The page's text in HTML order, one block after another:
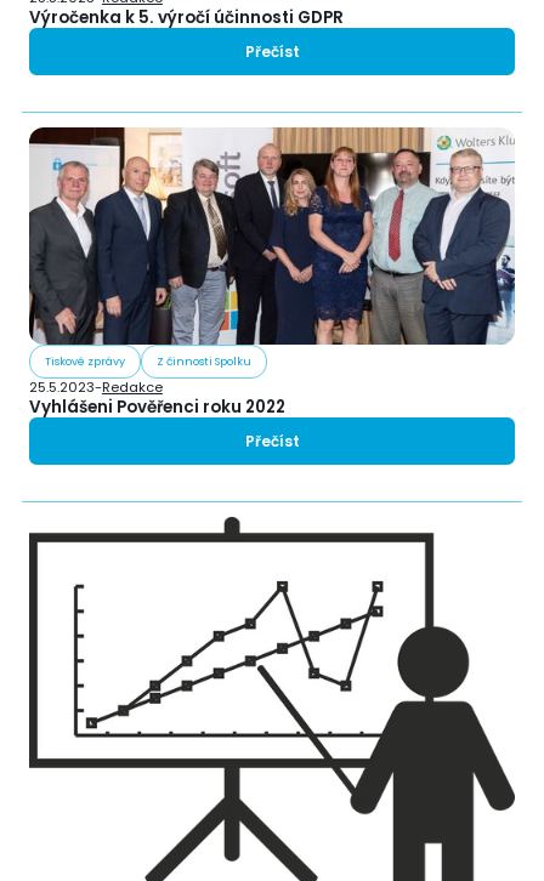
Výročenka k 5. výročí účinnosti GDPR
Přečíst
Tiskové zprávy Z činnosti Spolku
25.5.2023-Redakce
Vyhlášeni Pověřenci roku 2022
Přečíst